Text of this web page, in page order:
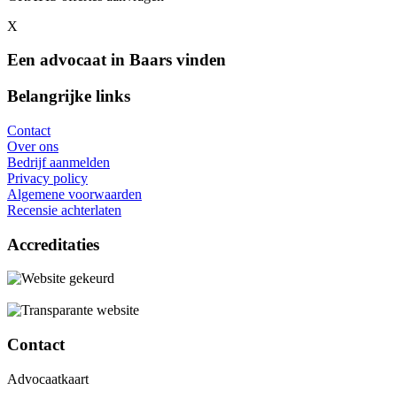
X
Een advocaat in Baars vinden
Belangrijke links
Contact
Over ons
Bedrijf aanmelden
Privacy policy
Algemene voorwaarden
Recensie achterlaten
Accreditaties
Contact
Advocaatkaart